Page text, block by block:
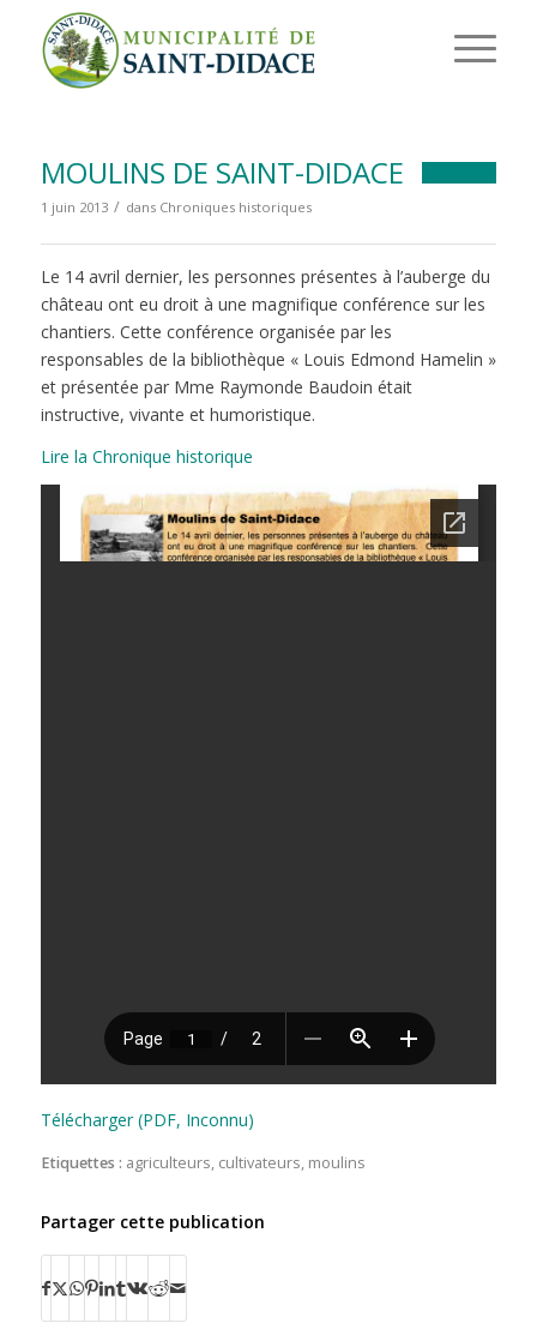
MOULINS DE SAINT-DIDACE
1 juin 2013 / dans Chroniques historiques
Le 14 avril dernier, les personnes présentes à l’auberge du
château ont eu droit à une magnifique conférence sur les
chantiers. Cette conférence organisée par les
responsables de la bibliothèque « Louis Edmond Hamelin »
et présentée par Mme Raymonde Baudoin était
instructive, vivante et humoristique.
Lire la Chronique historique
Télécharger (PDF, Inconnu)
Etiquettes : agriculteurs, cultivateurs, moulins
Partager cette publication